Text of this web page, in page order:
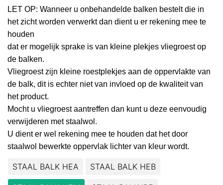
LET OP: Wanneer u onbehandelde balken bestelt die in
het zicht worden verwerkt dan dient u er rekening mee te
houden
dat er mogelijk sprake is van kleine plekjes vliegroest op
de balken.
Vliegroest zijn kleine roestplekjes aan de oppervlakte van
de balk, dit is echter niet van invloed op de kwaliteit van
het product.
Mocht u vliegroest aantreffen dan kunt u deze eenvoudig
verwijderen met staalwol.
U dient er wel rekening mee te houden dat het door
staalwol bewerkte oppervlak lichter van kleur wordt.
STAAL BALK HEA STAAL BALK HEB